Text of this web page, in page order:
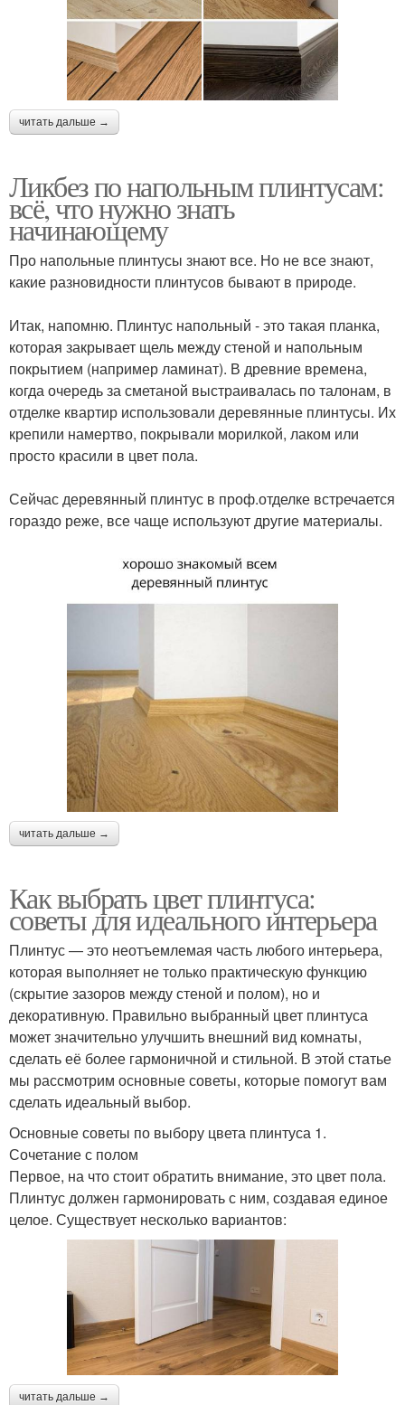
читать дальше →
Ликбез по напольным плинтусам:
всё, что нужно знать
начинающему
Про напольные плинтусы знают все. Но не все знают,
какие разновидности плинтусов бывают в природе.
Итак, напомню. Плинтус напольный - это такая планка,
которая закрывает щель между стеной и напольным
покрытием (например ламинат). В древние времена,
когда очередь за сметаной выстраивалась по талонам, в
отделке квартир использовали деревянные плинтусы. Их
крепили намертво, покрывали морилкой, лаком или
просто красили в цвет пола.
Сейчас деревянный плинтус в проф.отделке встречается
гораздо реже, все чаще используют другие материалы.
читать дальше →
Как выбрать цвет плинтуса:
советы для идеального интерьера
Плинтус — это неотъемлемая часть любого интерьера,
которая выполняет не только практическую функцию
(скрытие зазоров между стеной и полом), но и
декоративную. Правильно выбранный цвет плинтуса
может значительно улучшить внешний вид комнаты,
сделать её более гармоничной и стильной. В этой статье
мы рассмотрим основные советы, которые помогут вам
сделать идеальный выбор.
Основные советы по выбору цвета плинтуса 1.
Сочетание с полом
Первое, на что стоит обратить внимание, это цвет пола.
Плинтус должен гармонировать с ним, создавая единое
целое. Существует несколько вариантов:
читать дальше →